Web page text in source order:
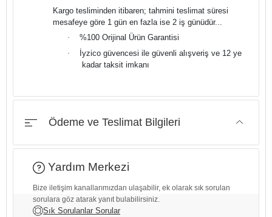
Kargo tesliminden itibaren; tahmini teslimat süresi
mesafeye göre 1 gün en fazla ise 2 iş günüdür...
·
%100 Orijinal Ürün Garantisi
·
İyzico güvencesi ile güvenli alışveriş ve 12 ye
kadar taksit imkanı
Ödeme ve Teslimat Bilgileri
Yardım Merkezi
Bize iletişim kanallarımızdan ulaşabilir, ek olarak sık sorulan
sorulara göz atarak yanıt bulabilirsiniz.
Sık Sorulanlar Sorular